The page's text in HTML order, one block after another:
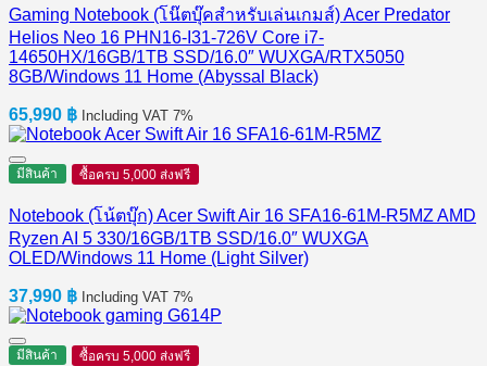
Gaming Notebook (โน๊ตบุ๊คสำหรับเล่นเกมส์) Acer Predator
Helios Neo 16 PHN16-I31-726V Core i7-
14650HX/16GB/1TB SSD/16.0″ WUXGA/RTX5050
8GB/Windows 11 Home (Abyssal Black)
65,990 ฿ Including VAT 7%
มีสินค้า ซื้อครบ 5,000 ส่งฟรี
Notebook (โน้ตบุ๊ก) Acer Swift Air 16 SFA16-61M-R5MZ AMD
Ryzen AI 5 330/16GB/1TB SSD/16.0″ WUXGA
OLED/Windows 11 Home (Light Silver)
37,990 ฿ Including VAT 7%
มีสินค้า ซื้อครบ 5,000 ส่งฟรี